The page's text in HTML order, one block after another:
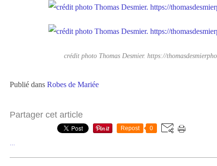
crédit photo Thomas Desmier. https://
Publié dans Robes de Mariée
Partager cet article
Repost 0